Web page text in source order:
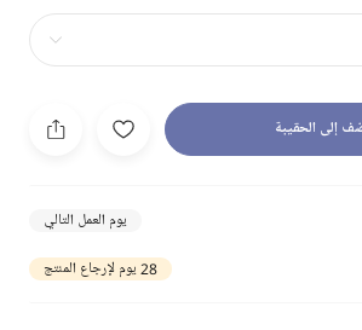
إلى الحقيبة
يوم العمل التالي
28 يوم لإرجاع المنتج